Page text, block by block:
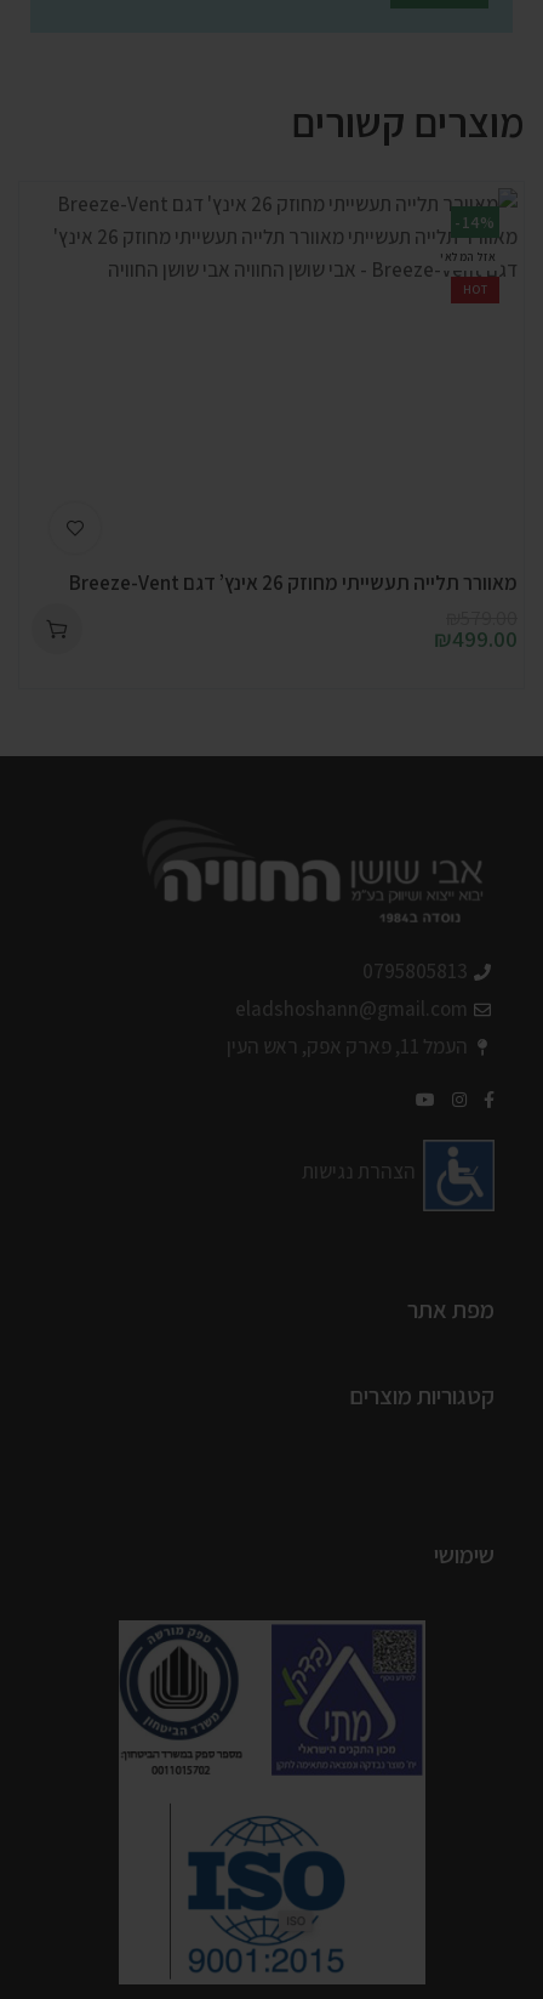
מוצרים קשורים
-14%
אזל המלאי
HOT
מאוורר תלייה תעשייתי מחוזק 26 אינץ’ דגם Breeze-Vent
₪499.00
0795805813
eladshoshann@gmail.com
העמל 11, פארק אפק, ראש העין
הצהרת נגישות
מפת אתר
קטגוריות מוצרים
שימושי